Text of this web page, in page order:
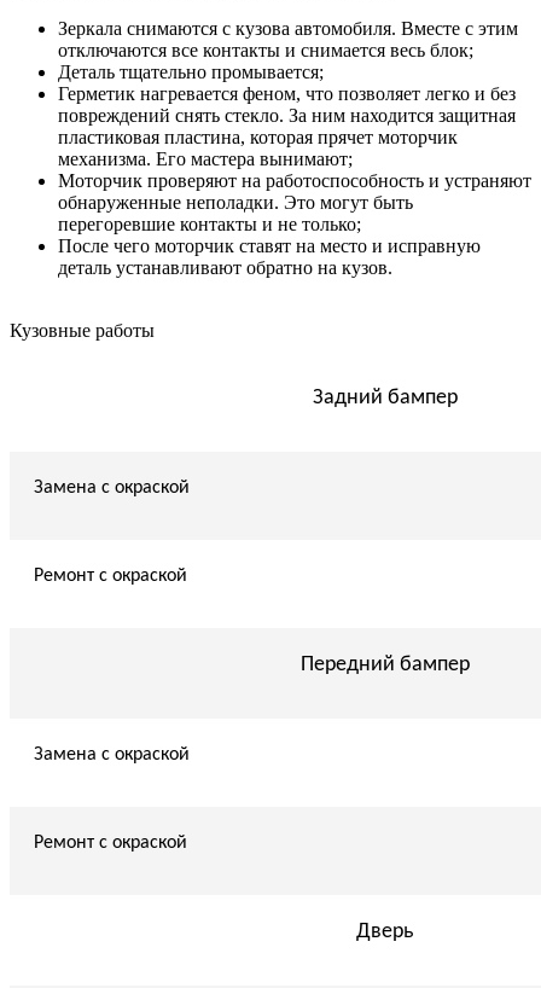
Зеркала снимаются с кузова автомобиля. Вместе с этим
отключаются все контакты и снимается весь блок;
Деталь тщательно промывается;
Герметик нагревается феном, что позволяет легко и без
повреждений снять стекло. За ним находится защитная
пластиковая пластина, которая прячет моторчик
механизма. Его мастера вынимают;
Моторчик проверяют на работоспособность и устраняют
обнаруженные неполадки. Это могут быть
перегоревшие контакты и не только;
После чего моторчик ставят на место и исправную
деталь устанавливают обратно на кузов.
Кузовные работы
Задний бампер
Замена с окраской
Ремонт с окраской
Передний бампер
Замена с окраской
Ремонт с окраской
Дверь